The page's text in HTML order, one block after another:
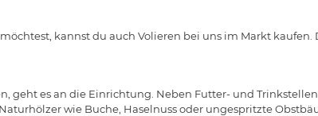
kannst du auch Volieren bei uns im Markt kaufen.
geht es an die Einrichtung. Neben Futter- und
wie Buche, Haselnuss oder ungespritzte